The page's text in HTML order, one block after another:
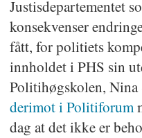
Justisdepartementet
konsekvenser
fått, for politiets
innholdet i PHS sin
Politihøgskolen, Nina
derimot i Politiforum
dag at det ikke er